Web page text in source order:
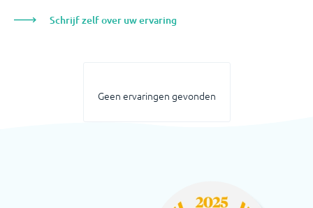
Schrijf zelf over uw ervaring
Geen ervaringen gevonden